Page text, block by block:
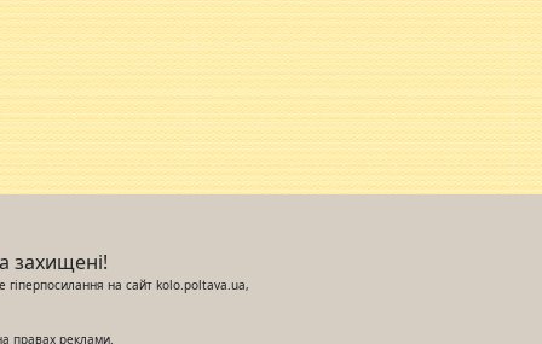
захищені!
гіперпосилання на сайт kolo.poltava.ua,
правах реклами.